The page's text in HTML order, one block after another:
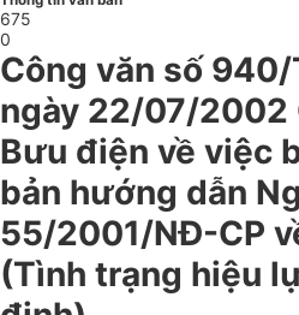
675
0
Công văn số
ngày 22/07/2002
Bưu điện về việc
bản hướng dẫn
55/2001/NĐ-CP
(Tình trạng hiệu